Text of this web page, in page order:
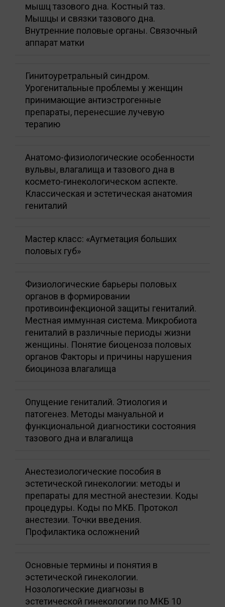
мышц тазового дна. Костный таз.
Мышцы и связки тазового дна.
Внутренние половые органы. Связочный
аппарат матки
Гинитоуретральный синдром.
Урогенитальные проблемы у женщин
принимающие антиэстрогенные
препараты, перенесшие лучевую
терапию
Анатомо-физиологические особенности
вульвы, влагалища и тазового дна в
космето-гинекологическом аспекте.
Классическая и эстетическая анатомия
гениталий
Мастер класс: «Аугметация больших
половых губ»
Физиологические барьеры половых
органов в формировании
противоинфекционой защиты гениталий.
Местная иммунная система. Микробиота
гениталий в различные периоды жизни
женщины. Понятие биоценоза половых
органов Факторы и причины нарушения
биоциноза влагалища
Опущение гениталий. Этиология и
патогенез. Методы мануальной и
функциональной диагностики состояния
тазового дна и влагалища
Анестезиологические пособия в
эстетической гинекологии: методы и
препараты для местной анестезии. Коды
процедуры. Коды по МКБ. Протокол
анестезии. Точки введения.
Профилактика осложнений
Основные термины и понятия в
эстетической гинекологии.
Нозологические диагнозы в
эстетической гинекологии по МКБ 10